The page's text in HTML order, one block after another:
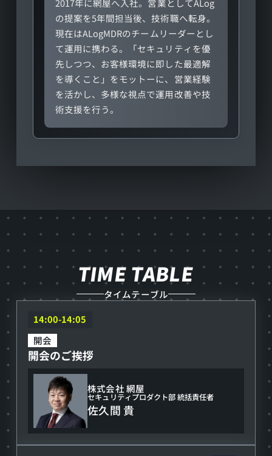
の提案を5年間担当後、技術職へ転身。
現在はALogMDRのチームリーダーとし
て運用に携わる。「セキュリティを優
先しつつ、お客様環境に即した最適解
を導くこと」をモットーに、営業経験
を活かし、多様な視点で運用改善や技
術支援を行う。
TIME TABLE
タイムテーブル
タ
イ
ブ
開
会
の
ご
拶
14:00-14:05
開会
開会のご挨拶
株式会社 網屋
セキュリティプロダクト部 統括責任者
佐久間 貴